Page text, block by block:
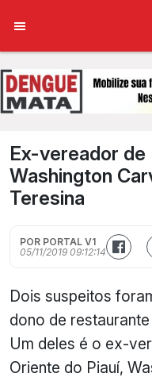
Ex-vereador
Washington
Teresina
POR PORTAL V1
05/11/2019 09:12:14
Dois suspeitos
dono de
Um deles é o ex-
Oriente do Piauí,